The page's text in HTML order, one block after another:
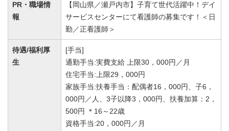
PR・職場情
報
【岡山県／瀬戸内市】子育て世代活躍中！デイ
サービスセンターにて看護師の募集です！＜日
勤／正看護師＞
待遇/福利厚
生
[手当]
通勤手当:実費支給 上限30，000円／月
住宅手当:上限29，000円
家族手当:扶養手当：配偶者16，000円、子6，
000円／人、3子以降3，000円、扶養加算：2，
500円 ＊16～22歳
資格手当:20，000円／月